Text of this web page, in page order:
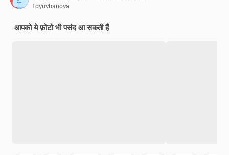
tdyuvbanova
आपको ये फ़ोटो भी पसंद आ सकती हैं